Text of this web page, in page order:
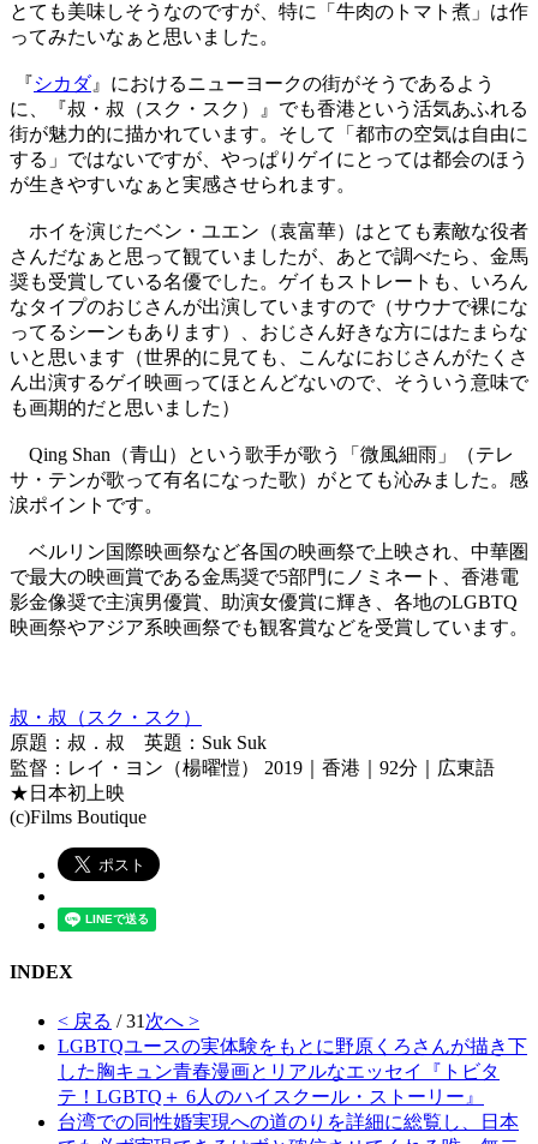
とても美味しそうなのですが、特に「牛肉のトマト煮」は作
ってみたいなぁと思いました。
『シカダ』におけるニューヨークの街がそうであるよう
に、『叔・叔（スク・スク）』でも香港という活気あふれる
街が魅力的に描かれています。そして「都市の空気は自由に
する」ではないですが、やっぱりゲイにとっては都会のほう
が生きやすいなぁと実感させられます。
ホイを演じたベン・ユエン（袁富華）はとても素敵な役者
さんだなぁと思って観ていましたが、あとで調べたら、金馬
奨も受賞している名優でした。ゲイもストレートも、いろん
なタイプのおじさんが出演していますので（サウナで裸にな
ってるシーンもあります）、おじさん好きな方にはたまらな
いと思います（世界的に見ても、こんなにおじさんがたくさ
ん出演するゲイ映画ってほとんどないので、そういう意味で
も画期的だと思いました）
Qing Shan（青山）という歌手が歌う「微風細雨」（テレ
サ・テンが歌って有名になった歌）がとても沁みました。感
涙ポイントです。
ベルリン国際映画祭など各国の映画祭で上映され、中華圏
で最大の映画賞である金馬奨で5部門にノミネート、香港電
影金像奨で主演男優賞、助演女優賞に輝き、各地のLGBTQ
映画祭やアジア系映画祭でも観客賞などを受賞しています。
叔・叔（スク・スク）
原題：叔．叔 英題：Suk Suk
監督：レイ・ヨン（楊曜愷） 2019｜香港｜92分｜広東語
★日本初上映
(c)Films Boutique
INDEX
< 戻る / 31 次へ >
LGBTQユースの実体験をもとに野原くろさんが描き下
した胸キュン青春漫画とリアルなエッセイ『トビタ
テ！LGBTQ＋ 6人のハイスクール・ストーリー』
台湾での同性婚実現への道のりを詳細に総覧し、日本